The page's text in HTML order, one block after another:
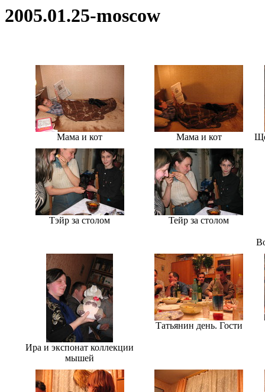
2005.01.25-moscow
Мама и кот Мама и кот
Тэйр за столом Тейр за столом
Ира и экспонат коллекции
мышей
Татьянин день. Гости